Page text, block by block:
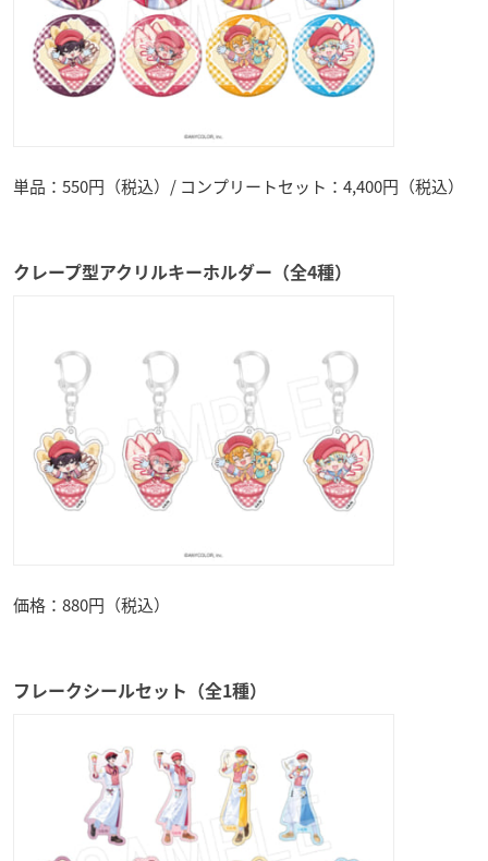
単品：550円（税込）/ コンプリートセット：4,400円（税込）
クレープ型アクリルキーホルダー（全4種）
価格：880円（税込）
フレークシールセット（全1種）